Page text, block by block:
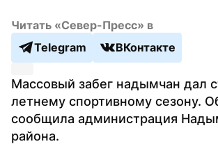
Читать «Север-Пресс» в
Telegram
ВКонтакте
Массовый забег надымчан дал
летнему спортивному сезону.
сообщила администрация
района.